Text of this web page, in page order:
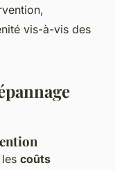
vis-à-vis des
coûts